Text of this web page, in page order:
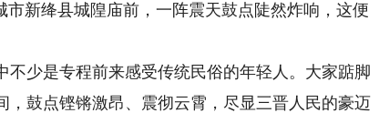
绛县城隍庙前，一阵震天鼓点陡然炸响，这便
少是专程前来感受传统民俗的年轻人。大家踮脚
鼓点铿锵激昂、震彻云霄，尽显三晋人民的豪迈